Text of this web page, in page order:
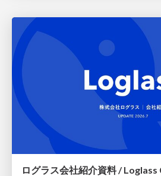
ログラス会社紹介資料 /